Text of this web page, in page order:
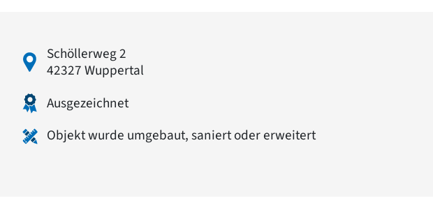
Schöllerweg 2
42327 Wuppertal
Ausgezeichnet
Objekt wurde umgebaut, saniert oder erweitert